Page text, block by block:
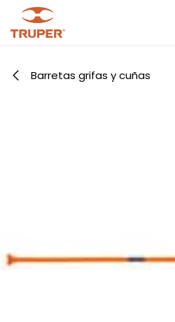
Ir al contenido
Barretas grifas y cuñas